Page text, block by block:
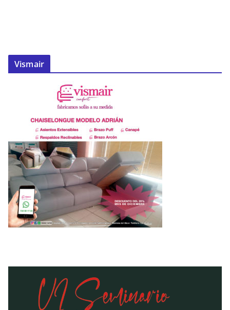
Vismair